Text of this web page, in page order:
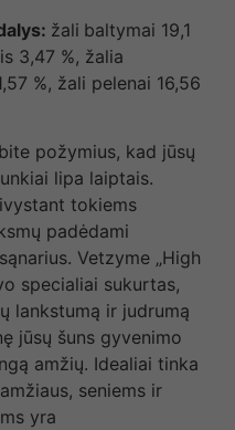
žali baltymai 19,1
3,47 %, žalia
%, žali pelenai 16,56
požymius, kad jūsų
lipa laiptais.
tokiems
padėdami
Vetzyme „High
specialiai sukurtas,
lankstumą ir judrumą
jūsų šuns gyvenimo
amžių. Idealiai tinka
seniems ir
yra